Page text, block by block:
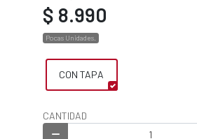
$ 8.990
Pocas Unidades.
CON TAPA
CANTIDAD